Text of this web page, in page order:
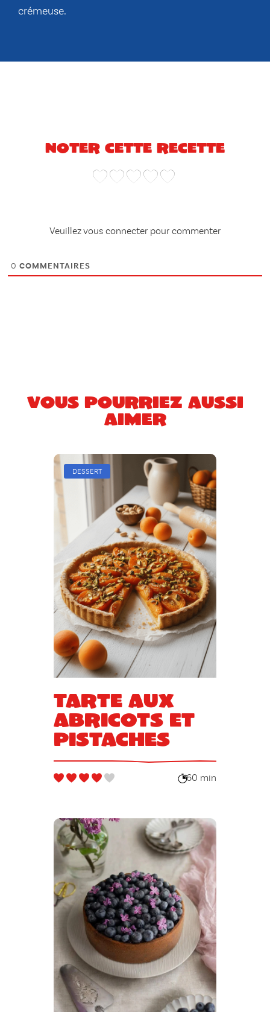
crémeuse.
Noter cette recette
Veuillez vous connecter pour commenter
0 COMMENTAIRES
Vous pourriez aussi
aimer
DESSERT
Tarte aux
abricots et
pistaches
60 min